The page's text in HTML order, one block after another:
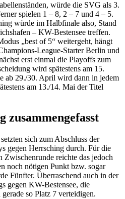
würde die SVG als 3.
spielen 1 – 8, 2 – 7 und 4 – 5.
würde im Halbfinale also, Stand
– KW-Bestensee treffen.
„best of 5“ weitergeht, hängt
League-Starter Berlin und
erst einmal die Playoffs zum
wird spätestens am 15.
ab 29./30. April wird dann in jedem
am 13./14. Mai der Titel
zusammengefasst
sich zum Abschluss der
gegen Herrsching durch. Für die
Zwischenrunde reichte das jedoch
noch nötigen Punkt bzw. sogar
Fünfter. Überraschend auch in der
gegen KW-Bestensee, die
so Platz 7 verteidigen.